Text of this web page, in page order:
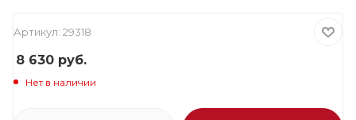
Артикул: 29318
8 630 руб.
Нет в наличии